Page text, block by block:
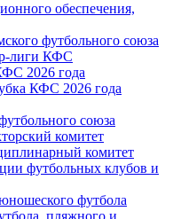
обеспечения,
футбольного союза
лиги КФС
2026 года
КФС 2026 года
союза
комитет
комитет
футбольных клубов и
футбола
пляжного и